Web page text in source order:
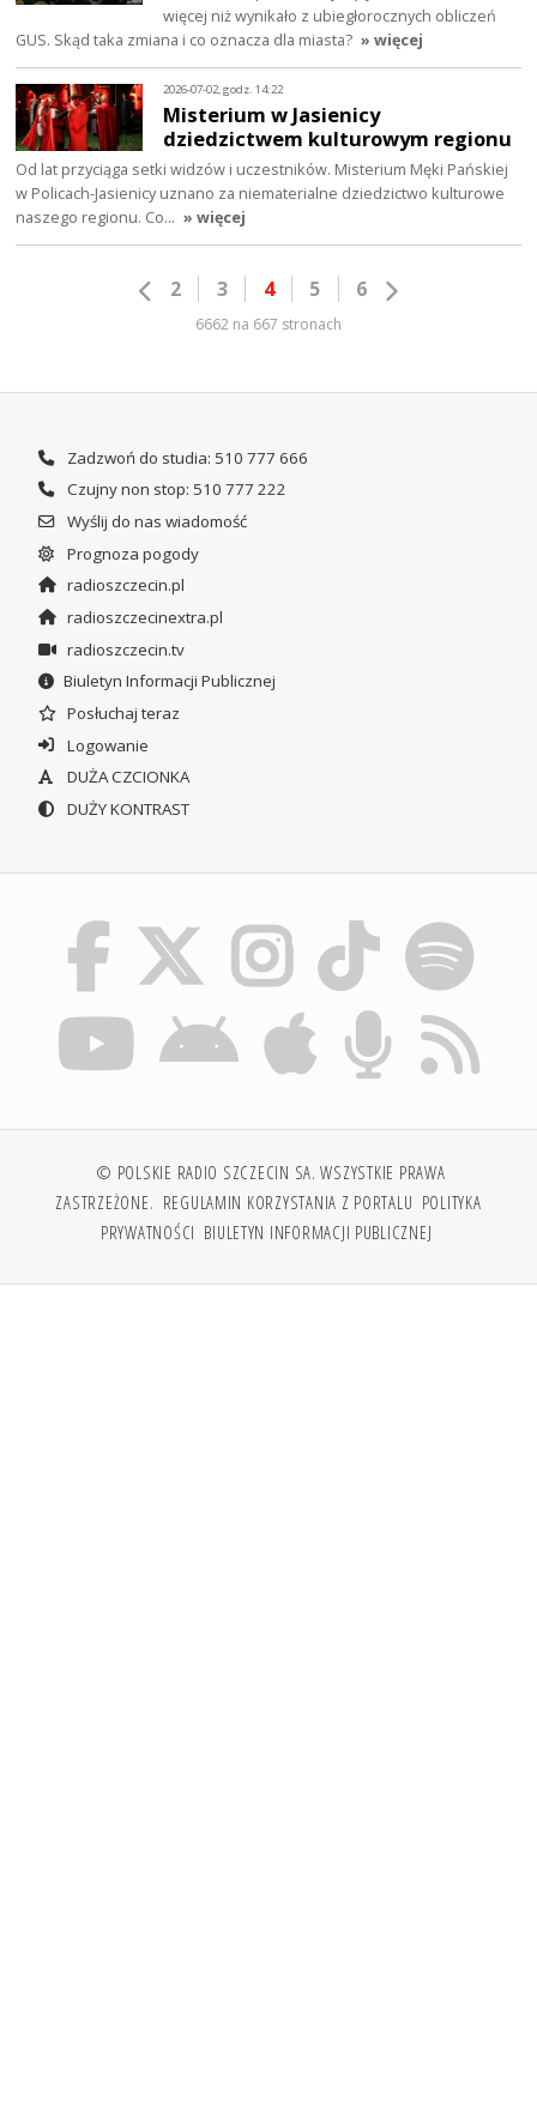
więcej niż wynikało z ubiegłorocznych obliczeń
GUS. Skąd taka zmiana i co oznacza dla miasta? » więcej
2026-07-02, godz. 14:22
Misterium w Jasienicy
dziedzictwem kulturowym regionu
Od lat przyciąga setki widzów i uczestników. Misterium Męki Pańskiej
w Policach-Jasienicy uznano za niematerialne dziedzictwo kulturowe
naszego regionu. Co… » więcej
2 3 4 5 6
6662 na 667 stronach
Zadzwoń do studia: 510 777 666
Czujny non stop: 510 777 222
Wyślij do nas wiadomość
Prognoza pogody
radioszczecin.pl
radioszczecinextra.pl
radioszczecin.tv
Biuletyn Informacji Publicznej
Posłuchaj teraz
Logowanie
DUŻA CZCIONKA
DUŻY KONTRAST
© POLSKIE RADIO SZCZECIN SA. WSZYSTKIE PRAWA
ZASTRZEŻONE. REGULAMIN KORZYSTANIA Z PORTALU POLITYKA
PRYWATNOŚCI BIULETYN INFORMACJI PUBLICZNEJ